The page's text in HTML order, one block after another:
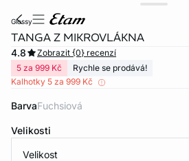
glossy
TANGA Z MIKROVLÁKNA
4.8
Zobrazit {0} recenzí
5 za 999 Kč
Rychle se prodává!
Kalhotky 5 za 999 Kč
Barva fuchsiová
Velikosti
Velikost